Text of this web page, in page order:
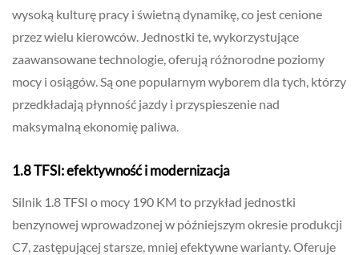
wysoką kulturę pracy i świetną dynamikę, co jest cenione
przez wielu kierowców. Jednostki te, wykorzystujące
zaawansowane technologie, oferują różnorodne poziomy
mocy i osiągów. Są one popularnym wyborem dla tych, którzy
przedkładają płynność jazdy i przyspieszenie nad
maksymalną ekonomię paliwa.
1.8 TFSI: efektywność i modernizacja
Silnik 1.8 TFSI o mocy 190 KM to przykład jednostki
benzynowej wprowadzonej w późniejszym okresie produkcji
C7, zastępującej starsze, mniej efektywne warianty. Oferuje